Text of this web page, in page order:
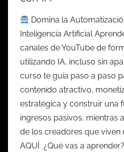
Domina la
Inteligencia Artificial
canales de YouTube de
utilizando IA, incluso sin
curso te guía paso a paso
contenido atractivo,
estratégica y construir una
ingresos pasivos, mientras
de los creadores que viven
AQUÍ ¿Qué vas a